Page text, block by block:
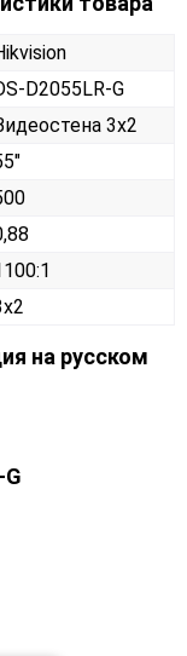
D2055LR-G
3х2
на русском